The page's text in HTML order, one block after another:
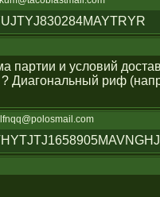
партии и условий
? Диагональный риф